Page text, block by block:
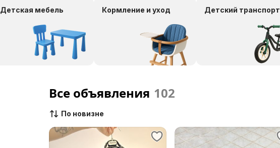
Детская мебель Кормление и уход Детский транспорт
Все объявления 102
По новизне